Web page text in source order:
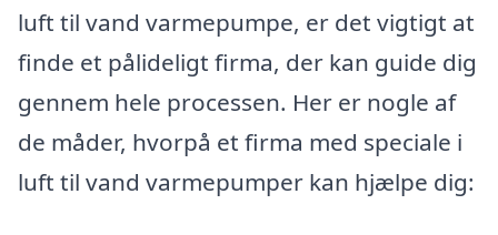
luft til vand varmepumpe, er det vigtigt at
finde et pålideligt firma, der kan guide dig
gennem hele processen. Her er nogle af
de måder, hvorpå et firma med speciale i
luft til vand varmepumper kan hjælpe dig: